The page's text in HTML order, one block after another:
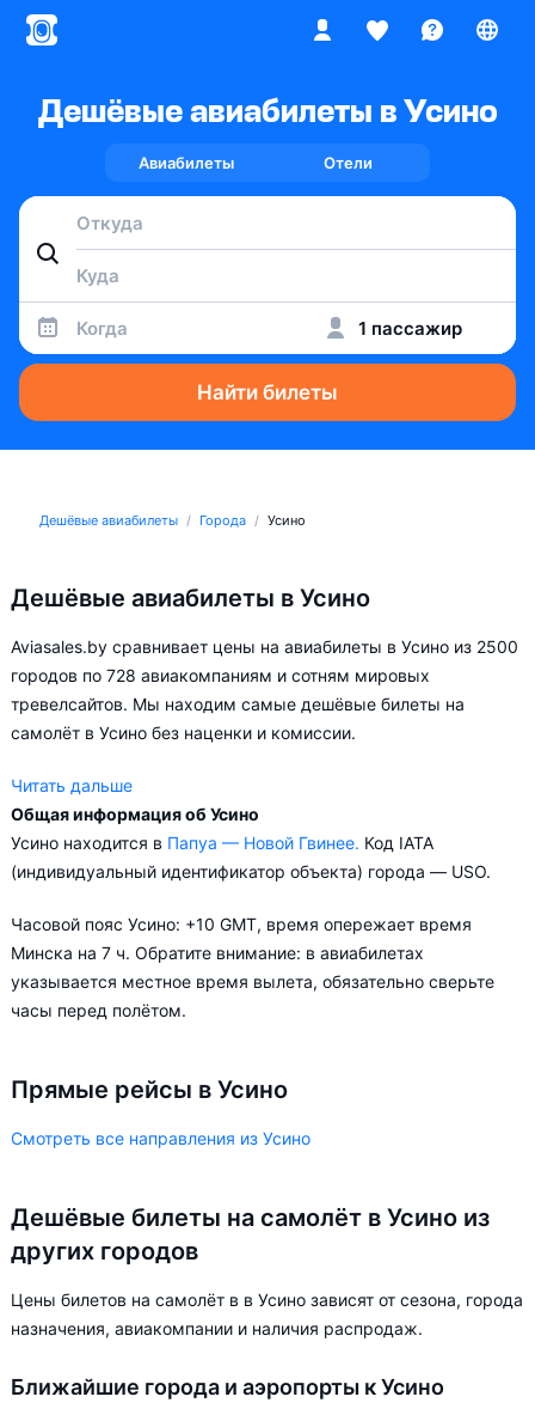
Дешёвые авиабилеты в Усино
Авиабилеты Отели
Когда 1 пассажир
Найти билеты
Дешёвые авиабилеты Города Усино
Дешёвые авиабилеты в Усино
Aviasales.by сравнивает цены на авиабилеты в Усино из 2500
городов по 728 авиакомпаниям и сотням мировых
тревелсайтов. Мы находим самые дешёвые билеты на
самолёт в Усино без наценки и комиссии.
Читать дальше
Aviasales.by советует купить авиабилеты в Усино заранее,
чтобы вы могли выбирать условия перелёта, ориентируясь на
Общая информация об Усино
Усино находится в Папуа — Новой Гвинее. Код IATA
(индивидуальный идентификатор объекта) города — USO.
Часовой пояс Усино: +10 GMT, время опережает время
Минска на 7 ч. Обратите внимание: в авиабилетах
указывается местное время вылета, обязательно сверьте
часы перед полётом.
Прямые рейсы в Усино
Смотреть все направления из Усино
Дешёвые билеты на самолёт в Усино из
других городов
Цены билетов на самолёт в в Усино зависят от сезона, города
назначения, авиакомпании и наличия распродаж.
Ближайшие города и аэропорты к Усино